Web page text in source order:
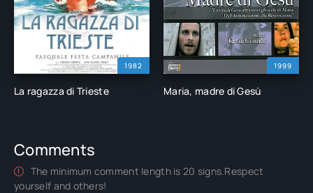
1982
La ragazza di Trieste
1999
Maria, madre di Gesù
Comments
The minimum comment length is 20 signs.Respect
yourself and others!